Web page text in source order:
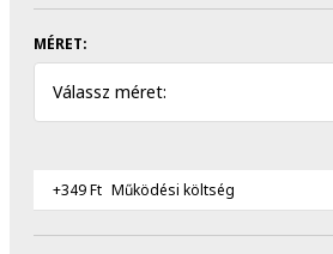
MÉRET:
Válassz méret:
+349 Ft Működési költség